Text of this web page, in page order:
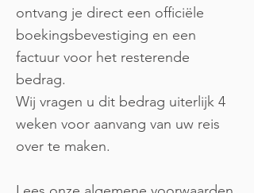
ontvang je direct een officiële
boekingsbevestiging en een
factuur voor het resterende
bedrag.
Wij vragen u dit bedrag uiterlijk 4
weken voor aanvang van uw reis
over te maken.